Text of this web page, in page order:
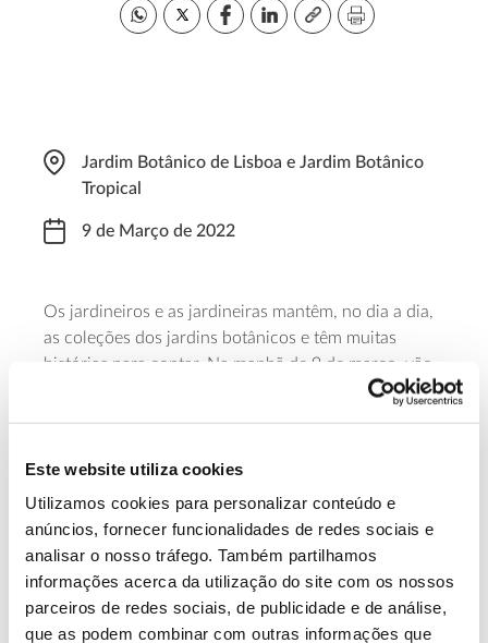
Este website utiliza cookies
Utilizamos cookies para personalizar conteúdo e
anúncios, fornecer funcionalidades de redes sociais e
analisar o nosso tráfego. Também partilhamos
informações acerca da utilização do site com os nossos
parceiros de redes sociais, de publicidade e de análise,
que as podem combinar com outras informações que
Jardim Botânico de Lisboa e Jardim Botânico
Tropical
9 de Março de 2022
Os jardineiros e as jardineiras mantêm, no dia a dia,
as coleções dos jardins botânicos e têm muitas
histórias para contar. Na manhã de 9 de março, vão
proporcionar uma visita especial ao Jardim Botânico
Saiba mais sobre esta atividade
13.07.2026
Genoma do priolo e de outras espécies em risco: